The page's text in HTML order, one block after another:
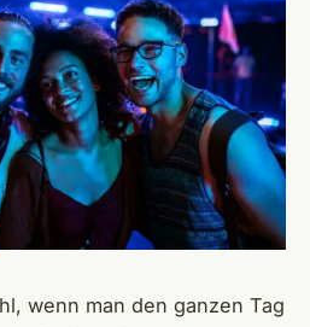
wenn man den ganzen Tag